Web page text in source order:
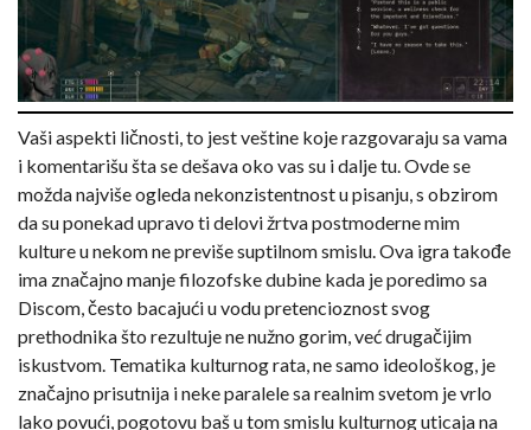
Vaši aspekti ličnosti, to jest veštine koje razgovaraju sa vama
i komentarišu šta se dešava oko vas su i dalje tu. Ovde se
možda najviše ogleda nekonzistentnost u pisanju, s obzirom
da su ponekad upravo ti delovi žrtva postmoderne mim
kulture u nekom ne previše suptilnom smislu. Ova igra takođe
ima značajno manje filozofske dubine kada je poredimo sa
Discom, često bacajući u vodu pretencioznost svog
prethodnika što rezultuje ne nužno gorim, već drugačijim
iskustvom. Tematika kulturnog rata, ne samo ideološkog, je
značajno prisutnija i neke paralele sa realnim svetom je vrlo
lako povući, pogotovu baš u tom smislu kulturnog uticaja na